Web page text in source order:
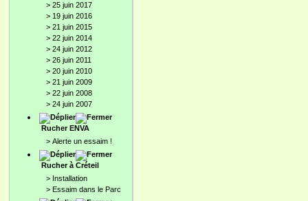
> 25 juin 2017
> 19 juin 2016
> 21 juin 2015
> 22 juin 2014
> 24 juin 2012
> 26 juin 2011
> 20 juin 2010
> 21 juin 2009
> 22 juin 2008
> 24 juin 2007
Rucher ENVA
> Alerte un essaim !
Rucher à Créteil
> Installation
> Essaim dans le Parc